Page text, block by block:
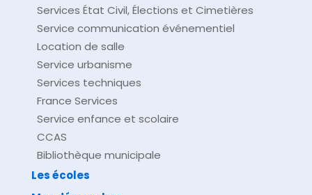
Services État Civil, Élections et Cimetières
Service communication événementiel
Location de salle
Service urbanisme
Services techniques
France Services
Service enfance et scolaire
CCAS
Bibliothèque municipale
Les écoles